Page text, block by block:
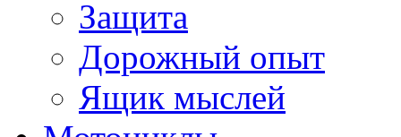
Защита
Дорожный опыт
Ящик мыслей